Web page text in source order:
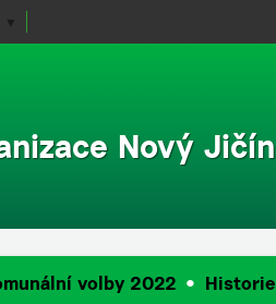
Nový Jičín
volby 2022 Historie
▼